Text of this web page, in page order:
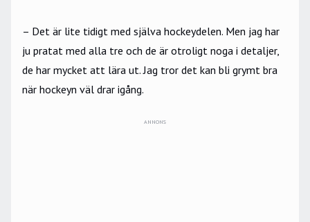
– Det är lite tidigt med själva hockeydelen. Men jag har
ju pratat med alla tre och de är otroligt noga i detaljer,
de har mycket att lära ut. Jag tror det kan bli grymt bra
när hockeyn väl drar igång.